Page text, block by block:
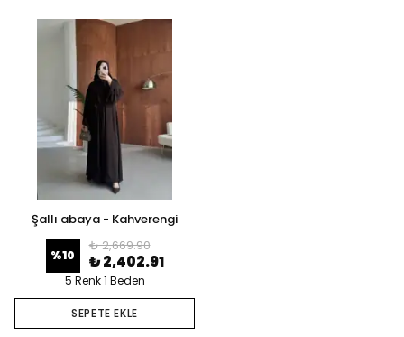
Şallı abaya - Kahverengi
%10
₺ 2,669.90
₺ 2,402.91
5 Renk 1 Beden
SEPETE EKLE